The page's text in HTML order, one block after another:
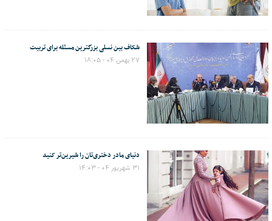
شکاف بین نسلی بزرگترین مسئله برای تربیت
۲۷ بهمن ۰۴ - ۱۸:۰۵
دنیای مادر دختری‌تان را شیرین‌تر کنید
۳۱ شهریور ۰۴ - ۱۴:۰۳